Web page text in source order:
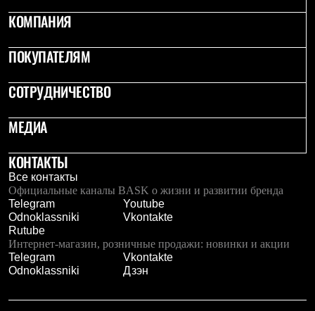
Футболки
Брюки
Термобелье
Среднее термобелье
Легкое термобелье
Куртки
Детская одежда
Утепленная пухом
Комбинезоны
Куртки
Брюки
Утепленная синтетикой
Комбинезоны
Куртки
Брюки
Лёгкая одежда
Толстовки
КОМПАНИЯ
ПОКУПАТЕЛЯМ
СОТРУДНИЧЕСТВО
МЕДИА
КОНТАКТЫ
Все контакты
Официальные каналы BASK о жизни и развитии бренда
Telegram
Youtube
Odnoklassniki
Vkontakte
Rutube
Интернет-магазин, розничные продажи: новинки и акции
Telegram
Vkontakte
Odnoklassniki
Дзэн